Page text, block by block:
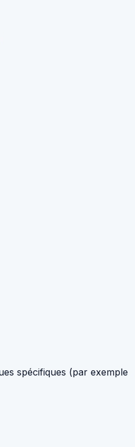
spécifiques (par exemple